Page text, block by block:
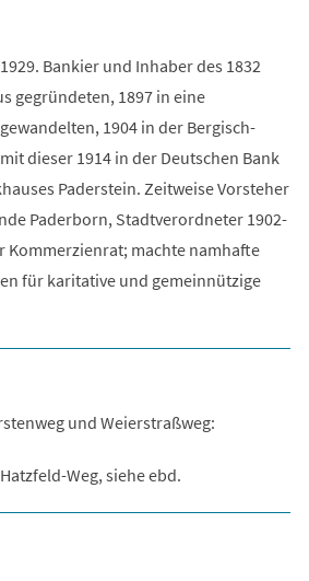
Bankier und Inhaber des 1832
gegründeten, 1897 in eine
1904 in der Bergisch-
dieser 1914 in der Deutschen Bank
Paderstein. Zeitweise Vorsteher
Paderborn, Stadtverordneter 1902-
Kommerzienrat; machte namhafte
für karitative und gemeinnützige
und Weierstraßweg:
Weg, siehe ebd.